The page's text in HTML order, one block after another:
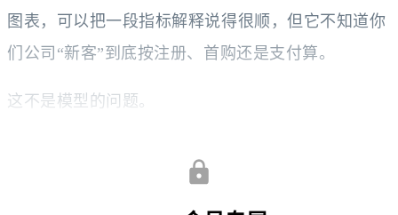
图表，可以把一段指标解释说得很顺，但它不知道你
们公司“新客”到底按注册、首购还是支付算。
这不是模型的问题。